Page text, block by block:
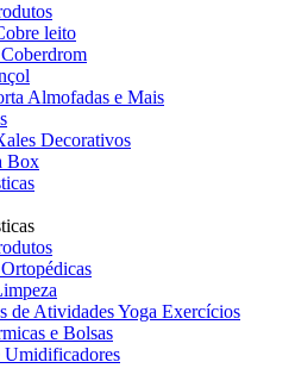
leito
Almofadas e Mais
Decorativos
Box
de Atividades Yoga Exercícios
e Bolsas
Umidificadores